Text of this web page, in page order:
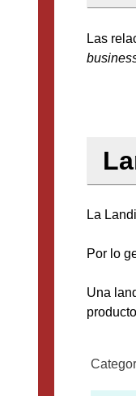
Las
La
Por lo
Una